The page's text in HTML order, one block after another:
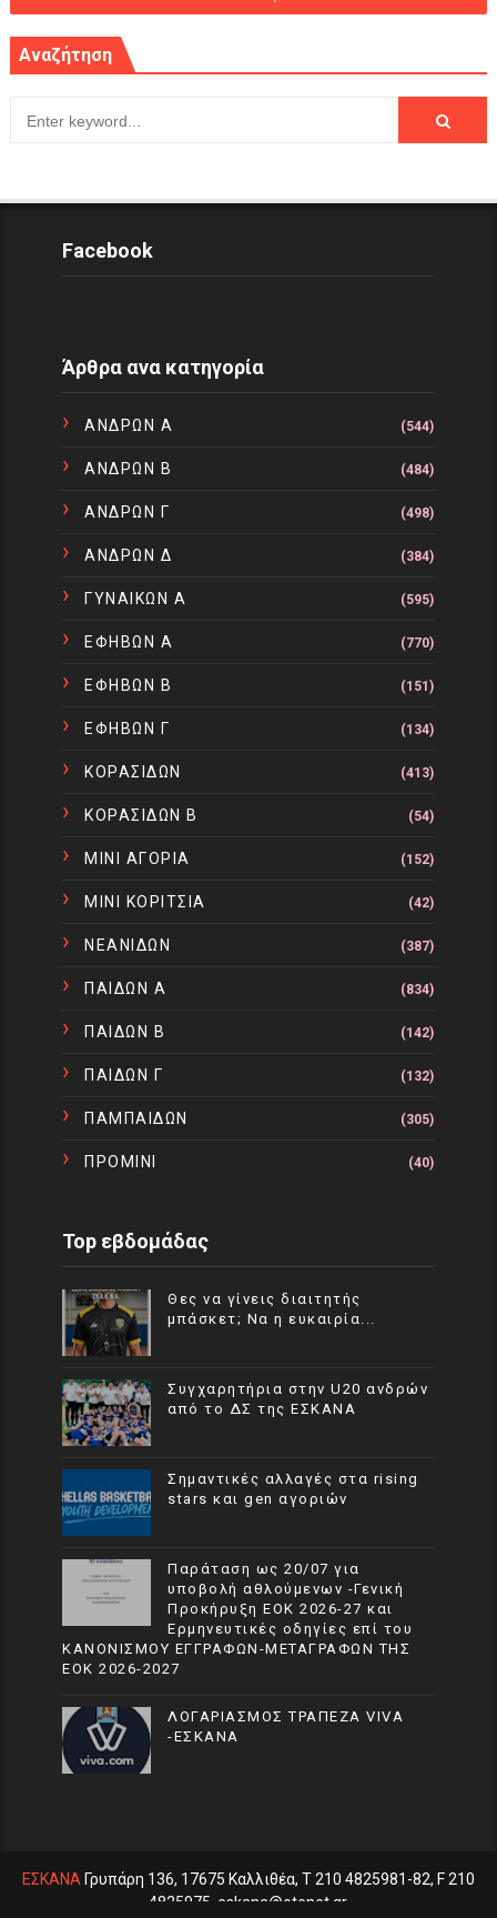
Αναζήτηση
Facebook
Άρθρα ανα κατηγορία
ΑΝΔΡΩΝ Α (544)
ΑΝΔΡΩΝ Β (484)
ΑΝΔΡΩΝ Γ (498)
ΑΝΔΡΩΝ Δ (384)
ΓΥΝΑΙΚΩΝ Α (595)
ΕΦΗΒΩΝ Α (770)
ΕΦΗΒΩΝ Β (151)
ΕΦΗΒΩΝ Γ (134)
ΚΟΡΑΣΙΔΩΝ (413)
ΚΟΡΑΣΙΔΩΝ Β (54)
ΜΙΝΙ ΑΓΟΡΙΑ (152)
ΜΙΝΙ ΚΟΡΙΤΣΙΑ (42)
ΝΕΑΝΙΔΩΝ (387)
ΠΑΙΔΩΝ Α (834)
ΠΑΙΔΩΝ Β (142)
ΠΑΙΔΩΝ Γ (132)
ΠΑΜΠΑΙΔΩΝ (305)
ΠΡΟΜΙΝΙ (40)
Top εβδομάδας
Θες να γίνεις διαιτητής
μπάσκετ; Να η ευκαιρία...
Συγχαρητήρια στην U20 ανδρών
από το ΔΣ της ΕΣΚΑΝΑ
Σημαντικές αλλαγές στα rising
stars και gen αγοριών
Παράταση ως 20/07 για
υποβολή αθλούμενων -Γενική
Προκήρυξη ΕΟΚ 2026-27 και
Ερμηνευτικές οδηγίες επί του
ΚΑΝΟΝΙΣΜΟΥ ΕΓΓΡΑΦΩΝ-ΜΕΤΑΓΡΑΦΩΝ ΤΗΣ
ΕΟΚ 2026-2027
ΛΟΓΑΡΙΑΣΜΟΣ ΤΡΑΠΕΖΑ VIVA
-ΕΣΚΑΝΑ
ΕΣΚΑΝΑΓρυπάρη 136, 17675 Καλλιθέα, T 210 4825981-82, F 210
4825975, eskana@otenet.gr